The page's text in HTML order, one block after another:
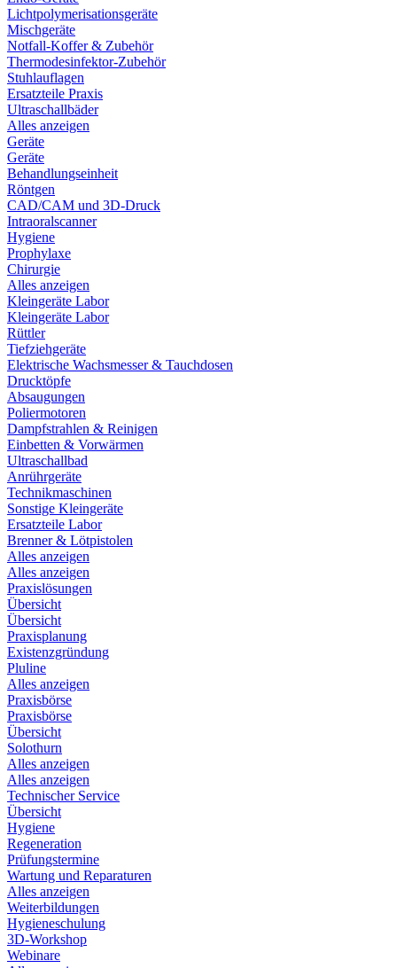
Lichtpolymerisationsgeräte
Mischgeräte
Notfall-Koffer & Zubehör
Thermodesinfektor-Zubehör
Stuhlauflagen
Ersatzteile Praxis
Ultraschallbäder
Alles anzeigen
Geräte
Geräte
Behandlungseinheit
Röntgen
CAD/CAM und 3D-Druck
Intraoralscanner
Hygiene
Prophylaxe
Chirurgie
Alles anzeigen
Kleingeräte Labor
Kleingeräte Labor
Rüttler
Tiefziehgeräte
Elektrische Wachsmesser & Tauchdosen
Drucktöpfe
Absaugungen
Poliermotoren
Dampfstrahlen & Reinigen
Einbetten & Vorwärmen
Ultraschallbad
Anrührgeräte
Technikmaschinen
Sonstige Kleingeräte
Ersatzteile Labor
Brenner & Lötpistolen
Alles anzeigen
Alles anzeigen
Praxislösungen
Übersicht
Übersicht
Praxisplanung
Existenzgründung
Pluline
Alles anzeigen
Praxisbörse
Praxisbörse
Übersicht
Solothurn
Alles anzeigen
Alles anzeigen
Technischer Service
Übersicht
Hygiene
Regeneration
Prüfungstermine
Wartung und Reparaturen
Alles anzeigen
Weiterbildungen
Hygieneschulung
3D-Workshop
Webinare